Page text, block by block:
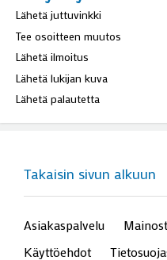
Lähetä juttuvinkki
Tee osoitteen muutos
Lähetä ilmoitus
Lähetä lukijan kuva
Lähetä palautetta
Takaisin sivun alkuun
Asiakaspalvelu
Käyttöehdot